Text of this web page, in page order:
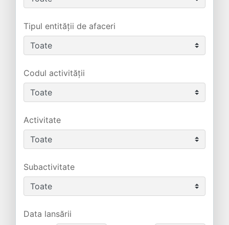
Tipul entității de afaceri
Codul activității
Activitate
Subactivitate
Data lansării